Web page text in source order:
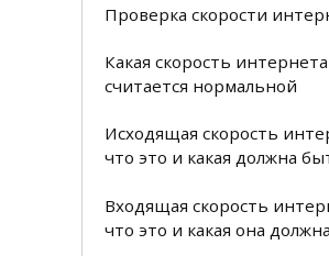
Проверка скорости
Какая скорость интернета
считается нормальной
Исходящая скорость
что это и какая должна
Входящая скорость
что это и какая она